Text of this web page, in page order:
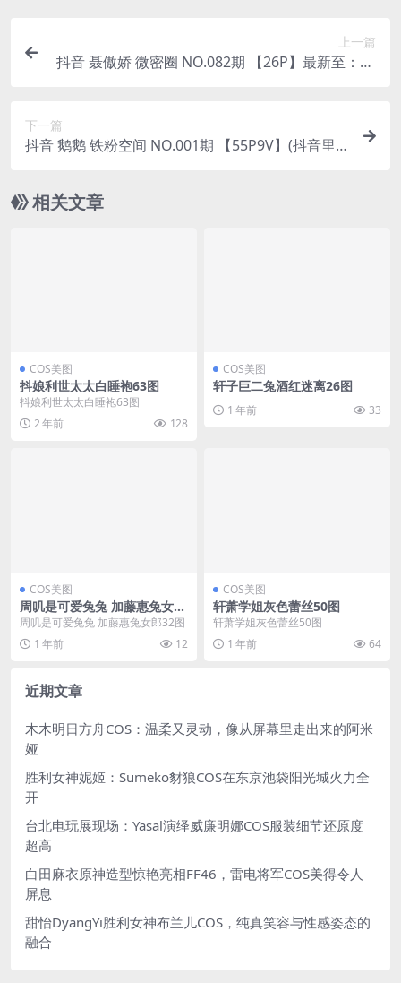
上一篇
抖音 聂傲娇 微密圈 NO.082期 【26P】最新至：20
下一篇
抖音 鹅鹅 铁粉空间 NO.001期 【55P9V】(抖音里
相关文章
COS美图
抖娘利世太太白睡袍63图
抖娘利世太太白睡袍63图
2 年前
128
COS美图
轩子巨二兔酒红迷离26图
1 年前 33
COS美图
周叽是可爱兔兔 加藤惠兔女郎
32图
周叽是可爱兔兔 加藤惠兔女郎32图
1 年前
12
COS美图
轩萧学姐灰色蕾丝50图
轩萧学姐灰色蕾丝50图
1 年前
64
近期文章
木木明日方舟COS：温柔又灵动，像从屏幕里走出来的阿米
娅
胜利女神妮姬：Sumeko豺狼COS在东京池袋阳光城火力全
开
台北电玩展现场：Yasal演绎威廉明娜COS服装细节还原度
超高
白田麻衣原神造型惊艳亮相FF46，雷电将军COS美得令人
屏息
甜怡DyangYi胜利女神布兰儿COS，纯真笑容与性感姿态的
融合